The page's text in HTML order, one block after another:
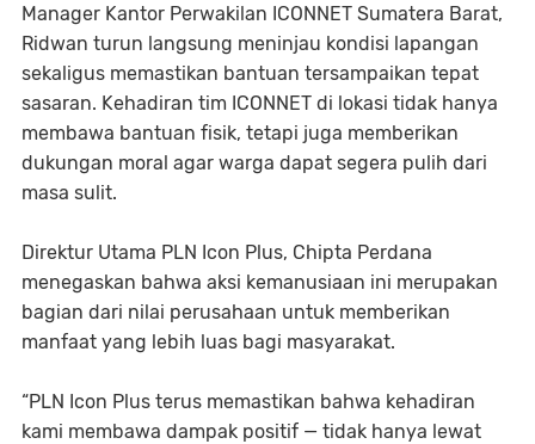
Manager Kantor Perwakilan ICONNET Sumatera Barat,
Ridwan turun langsung meninjau kondisi lapangan
sekaligus memastikan bantuan tersampaikan tepat
sasaran. Kehadiran tim ICONNET di lokasi tidak hanya
membawa bantuan fisik, tetapi juga memberikan
dukungan moral agar warga dapat segera pulih dari
masa sulit.
Direktur Utama PLN Icon Plus, Chipta Perdana
menegaskan bahwa aksi kemanusiaan ini merupakan
bagian dari nilai perusahaan untuk memberikan
manfaat yang lebih luas bagi masyarakat.
“PLN Icon Plus terus memastikan bahwa kehadiran
kami membawa dampak positif — tidak hanya lewat